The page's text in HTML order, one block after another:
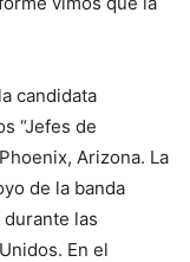
candidata
“Jefes de
Arizona. La
de la banda
las
En el